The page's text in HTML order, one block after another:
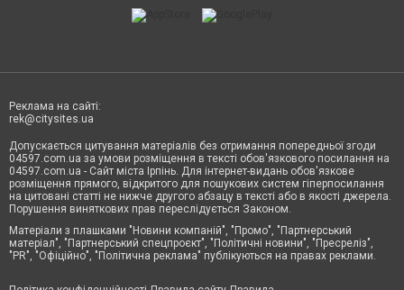
Реклама на сайті:
rek@citysites.ua
Допускається цитування матеріалів без отримання попередньої згоди
04597.com.ua за умови розміщення в тексті обов'язкового посилання на
04597.com.ua - Сайт міста Ірпінь. Для інтернет-видань обов'язкове
розміщення прямого, відкритого для пошукових систем гіперпосилання
на цитовані статті не нижче другого абзацу в тексті або в якості джерела.
Порушення виняткових прав переслідується Законом.
Матеріали з плашками "Новини компаній", "Промо", "Партнерський
матеріал", "Партнерський спецпроєкт", "Політичні новини", "Пресреліз",
"PR", "Офіційно", "Політична реклама" публікуються на правах реклами.